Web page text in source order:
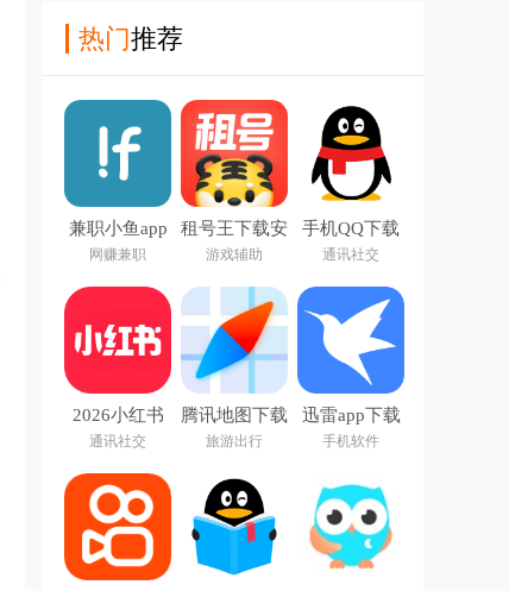
热门推荐
兼职小鱼app
网赚兼职
租号王下载安
装2026
游戏辅助
手机QQ下载
官方正版
通讯社交
2026小红书
app最新版
通讯社交
腾讯地图下载
手机导航
2026版
旅游出行
迅雷app下载
安装2026
手机软件